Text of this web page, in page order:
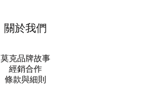
關於我們
莫克品牌故事
經銷合作
條款與細則